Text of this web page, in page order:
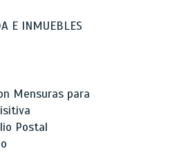
E INMUEBLES
Mensuras para
Postal